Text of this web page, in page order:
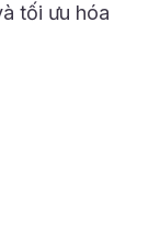
tối ưu hóa